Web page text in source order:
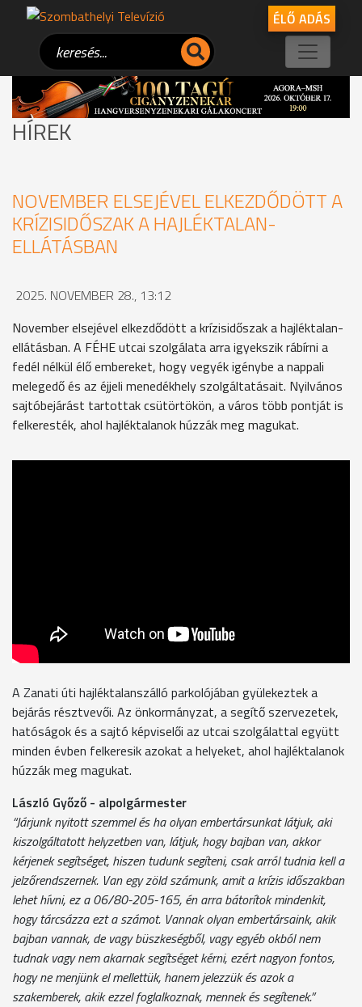
ÉLŐ ADÁS
HÍREK
NOVEMBER ELSEJÉVEL ELKEZDŐDÖTT A
KRÍZISIDŐSZAK A HAJLÉKTALAN-
ELLÁTÁSBAN
2025. NOVEMBER 28., 13:12
November elsejével elkezdődött a krízisidőszak a hajléktalan-
ellátásban. A FÉHE utcai szolgálata arra igyekszik rábírni a
fedél nélkül élő embereket, hogy vegyék igénybe a nappali
melegedő és az éjjeli menedékhely szolgáltatásait. Nyilvános
sajtóbejárást tartottak csütörtökön, a város több pontját is
felkeresték, ahol hajléktalanok húzzák meg magukat.
A Zanati úti hajléktalanszálló parkolójában gyülekeztek a
bejárás résztvevői. Az önkormányzat, a segítő szervezetek,
hatóságok és a sajtó képviselői az utcai szolgálattal együtt
minden évben felkeresik azokat a helyeket, ahol hajléktalanok
húzzák meg magukat.
László Győző - alpolgármester
“Járjunk nyitott szemmel és ha olyan embertársunkat látjuk, aki
kiszolgáltatott helyzetben van, látjuk, hogy bajban van, akkor
kérjenek segítséget, hiszen tudunk segíteni, csak arról tudnia kell a
jelzőrendszernek. Van egy zöld számunk, amit a krízis időszakban
lehet hívni, ez a 06/80-205-165, én arra bátorítok mindenkit,
hogy tárcsázza ezt a számot. Vannak olyan embertársaink, akik
bajban vannak, de vagy büszkeségből, vagy egyéb okból nem
tudnak vagy nem akarnak segítséget kérni, ezért nagyon fontos,
hogy ne menjünk el mellettük, hanem jelezzük és azok a
szakemberek, akik ezzel foglalkoznak, mennek és segítenek.”